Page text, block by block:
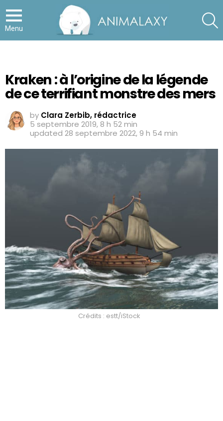
Menu
Kraken : à l’origine de la légende
de ce terrifiant monstre des mers
by Clara Zerbib, rédactrice
5 septembre 2019, 8 h 52 min
updated 28 septembre 2022, 9 h 54 min
Crédits : estt/iStock